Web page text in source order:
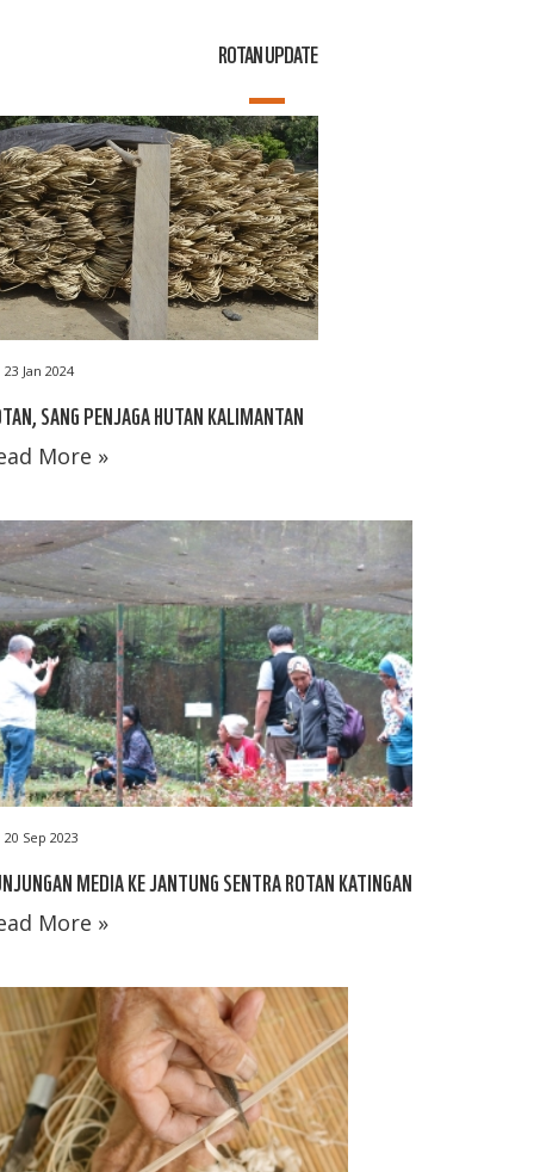
ROTAN UPDATE
23 Jan 2024
SANG PENJAGA HUTAN KALIMANTAN
More »
20 Sep 2023
MEDIA KE JANTUNG SENTRA ROTAN KATINGAN
More »